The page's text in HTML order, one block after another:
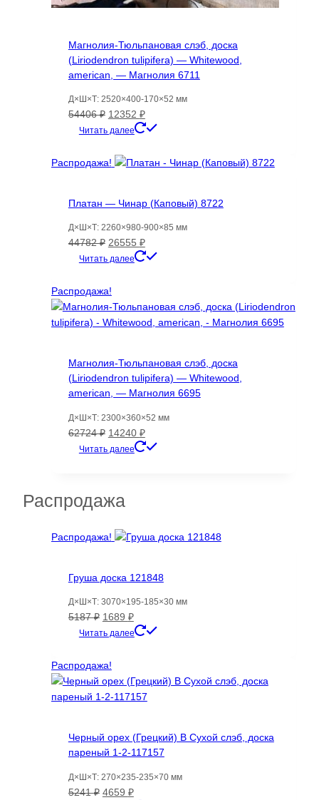
Магнолия-Тюльпановая слэб, доска
(Liriodendron tulipifera) — Whitewood,
american, — Магнолия 6711
Д×Ш×Т: 2520×400-170×52 мм
54406₽ Первоначальная
цена
54406 ₽.
12352 ₽Текущая
цена:
Читать далее
Распродажа!
Платан — Чинар (Каповый) 8722
Д×Ш×Т: 2260×980-900×85 мм
44782₽ Первоначальная
цена
44782 ₽.
26555 ₽Текущая
цена:
Читать далее
Распродажа!
Магнолия-Тюльпановая слэб, доска
(Liriodendron tulipifera) — Whitewood,
american, — Магнолия 6695
Д×Ш×Т: 2300×360×52 мм
62724₽ Первоначальная
цена
14240 ₽Текущая
цена:
Читать далее
Распродажа
Распродажа!
Груша доска 121848
Д×Ш×Т: 3070×195-185×30 мм
5187₽ Первоначальная
цена
5187 ₽.
1689 ₽Текущая
цена:
Читать далее
Распродажа!
Черный орех (Грецкий) B Сухой слэб, доска
пареный 1-2-117157
Д×Ш×Т: 270×235-235×70 мм
5241₽ Первоначальная
4659 ₽Текущая